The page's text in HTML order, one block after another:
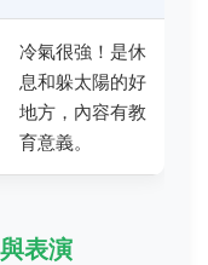
冷氣很強！是休
息和躲太陽的好
地方，內容有教
育意義。
表演